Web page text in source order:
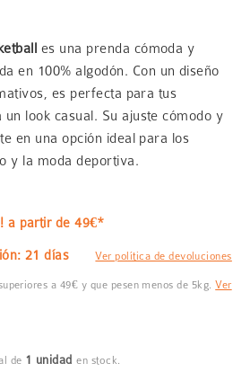
es una prenda cómoda y
en 100% algodón. Con un diseño
es perfecta para tus
look casual. Su ajuste cómodo y
en una opción ideal para los
y la moda deportiva.
a partir de 49€*
21 días Ver política de devoluciones
a 49€ y que pesen menos de 5kg.Ver
de 1 unidaden stock.